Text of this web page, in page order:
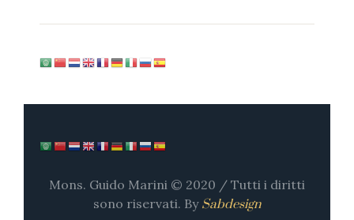
Mons. Guido Marini © 2020 / Tutti i diritti
sono riservati. By Sabdesign